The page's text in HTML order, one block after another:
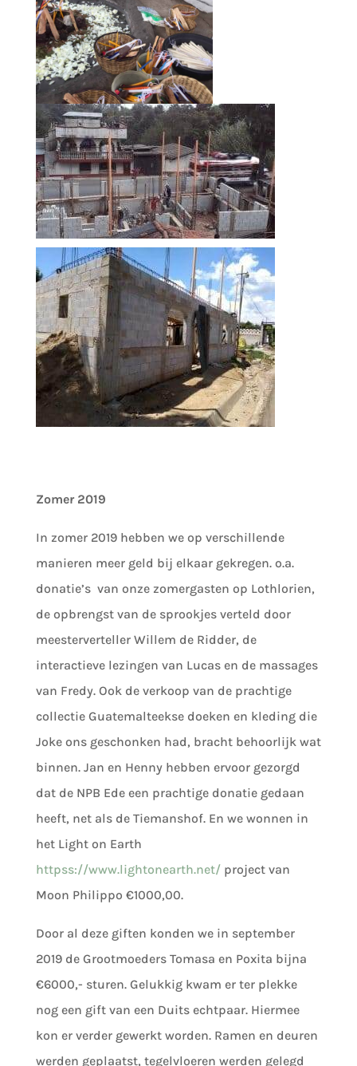
Zomer 2019
In zomer 2019 hebben we op verschillende
manieren meer geld bij elkaar gekregen. o.a.
donatie’s van onze zomergasten op Lothlorien,
de opbrengst van de sprookjes verteld door
meesterverteller Willem de Ridder, de
interactieve lezingen van Lucas en de massages
van Fredy. Ook de verkoop van de prachtige
collectie Guatemalteekse doeken en kleding die
Joke ons geschonken had, bracht behoorlijk wat
binnen. Jan en Henny hebben ervoor gezorgd
dat de NPB Ede een prachtige donatie gedaan
heeft, net als de Tiemanshof. En we wonnen in
het Light on Earth
httpss://www.lightonearth.net/project van
Moon Philippo €1000,00.
Door al deze giften konden we in september
2019 de Grootmoeders Tomasa en Poxita bijna
€6000,- sturen. Gelukkig kwam er ter plekke
nog een gift van een Duits echtpaar. Hiermee
kon er verder gewerkt worden. Ramen en deuren
werden geplaatst, tegelvloeren werden gelegd